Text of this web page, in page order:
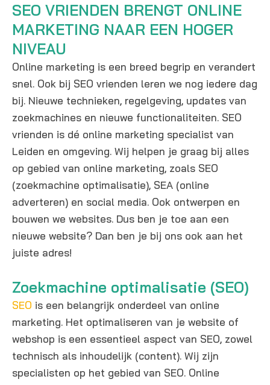
SEO VRIENDEN BRENGT ONLINE
MARKETING NAAR EEN HOGER
NIVEAU
Online marketing is een breed begrip en verandert
snel. Ook bij SEO vrienden leren we nog iedere dag
bij. Nieuwe technieken, regelgeving, updates van
zoekmachines en nieuwe functionaliteiten. SEO
vrienden is dé online marketing specialist van
Leiden en omgeving. Wij helpen je graag bij alles
op gebied van online marketing, zoals SEO
(zoekmachine optimalisatie), SEA (online
adverteren) en social media. Ook ontwerpen en
bouwen we websites. Dus ben je toe aan een
nieuwe website? Dan ben je bij ons ook aan het
juiste adres!
Zoekmachine optimalisatie (SEO)
SEO is een belangrijk onderdeel van online
marketing. Het optimaliseren van je website of
webshop is een essentieel aspect van SEO, zowel
technisch als inhoudelijk (content). Wij zijn
specialisten op het gebied van SEO. Online